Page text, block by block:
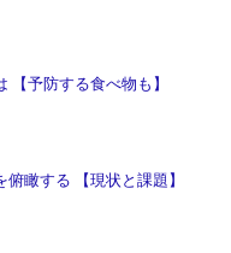
【予防する食べ物も】
瞰する 【現状と課題】